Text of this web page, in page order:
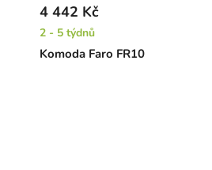
Komoda Faro FR10
4 442 Kč
2 - 5 týdnů